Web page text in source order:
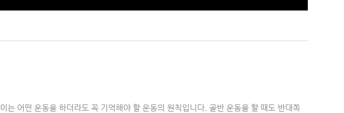
이는 어떤 운동을 하더라도 꼭 기억해야 할 운동의 원칙입니다. 골반 운동을 할 때도 반대쪽